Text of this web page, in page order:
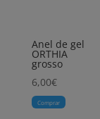
Anel de gel
ORTHIA
grosso
6,00€
Comprar